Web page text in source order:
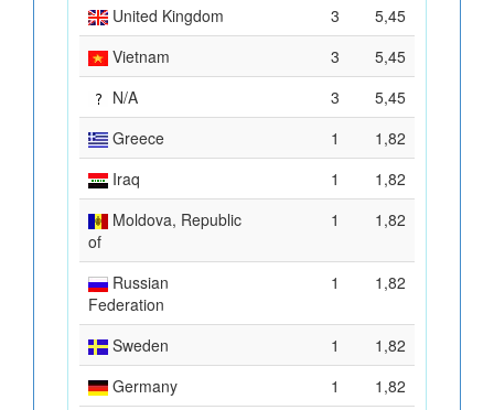
United Kingdom
3
5,45
Vietnam
3
5,45
N/A
3
5,45
Greece
1
1,82
Iraq
1
1,82
Moldova, Republic
of
1 1,82
Russian
Federation
1 1,82
Sweden 1
1,82
Germany
1
1,82